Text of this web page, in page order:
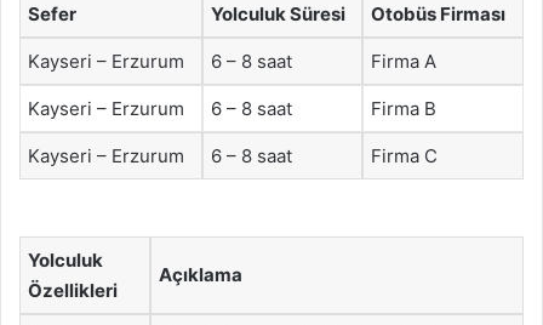
Sefer Yolculuk Süresi Otobüs Firması
Kayseri – Erzurum 6 – 8 saat Firma A
Kayseri – Erzurum 6 – 8 saat Firma B
Kayseri – Erzurum 6 – 8 saat Firma C
Yolculuk
Özellikleri
Açıklama